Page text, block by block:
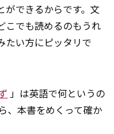
ができるからです。文
こでも読めるのもうれ
たい方にピッタリで
」は英語で何というの
、本書をめくって確か